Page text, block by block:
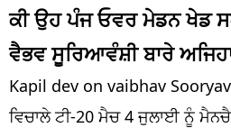
ਕਰਿਅਰ
ਮਨੋਰੰਜਨ
ਦੇਸ਼
ਕੀ ਉਹ ਪੰਜ ਓਵਰ ਮੇਡਨ ਖੇਡ
ਵੈਭਵ ਸੂਰਿਆਵੰਸ਼ੀ ਬਾਰੇ
Kapil dev on vaibhav
ਵਿਚਾਲੇ ਟੀ-20 ਮੈਚ 4 ਜੁਲਾਈ ਨੂੰ